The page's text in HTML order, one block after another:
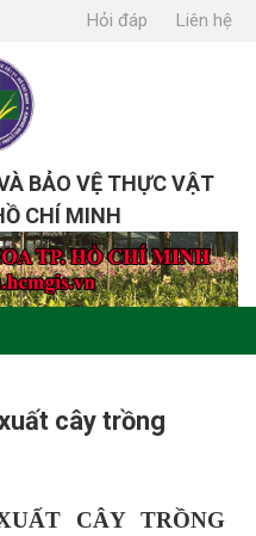
Hỏi đáp Liên hệ
BẢO VỆ THỰC VẬT
CHÍ MINH
cây trồng
CÂY TRỒNG